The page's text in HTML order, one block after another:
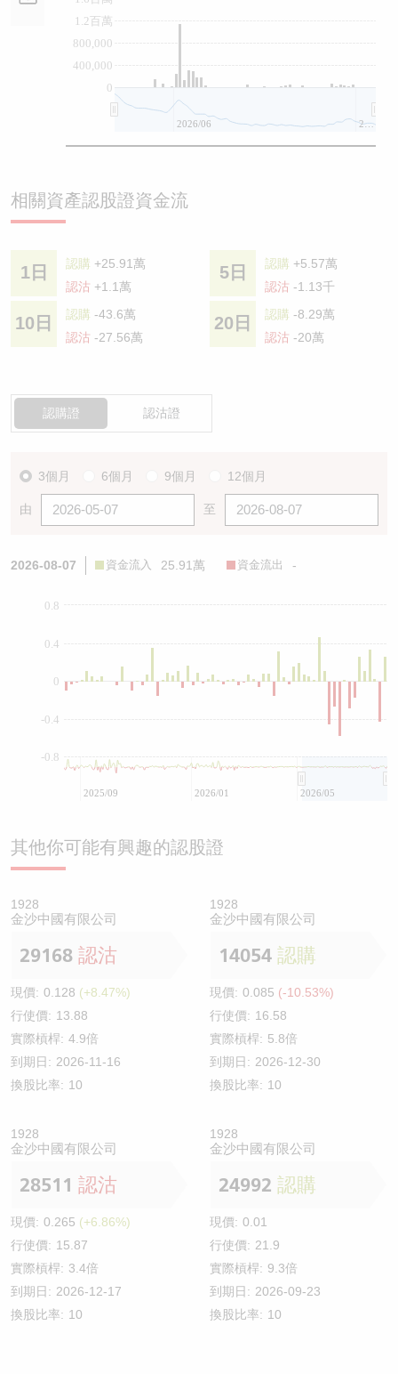
0
400,000
800,000
1.2百萬
2026/06 2026/08
相關資產認股證資金流
1日 認購 +25.91萬
認沽 +1.1萬
5日 認購 +5.57萬
認沽 -1.13千
10日 認購 -43.6萬
認沽 -27.56萬
20日 認購 -8.29萬
認沽 -20萬
認購證 認沽證
3個月 6個月 9個月 12個月
由 至
2026-08-07 資金流入 25.91萬 資金流出 -
0
-0.8
-0.4
0.4
0.8
2025/09 2026/01 2026/05
其他你可能有興趣的認股證
1928
金沙中國有限公司
29168 認沽
現價: 0.128 (+8.47%)
行使價: 13.88
實際槓桿: 4.9倍
到期日: 2026-11-16
換股比率: 10
1928
金沙中國有限公司
14054 認購
現價: 0.085 (-10.53%)
行使價: 16.58
實際槓桿: 5.8倍
到期日: 2026-12-30
換股比率: 10
1928
金沙中國有限公司
28511 認沽
現價: 0.265 (+6.86%)
行使價: 15.87
實際槓桿: 3.4倍
到期日: 2026-12-17
換股比率: 10
1928
金沙中國有限公司
24992 認購
現價: 0.01
行使價: 21.9
實際槓桿: 9.3倍
到期日: 2026-09-23
換股比率: 10